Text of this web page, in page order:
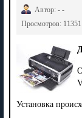
Автор: - -
Просмотров: 11351
Установка